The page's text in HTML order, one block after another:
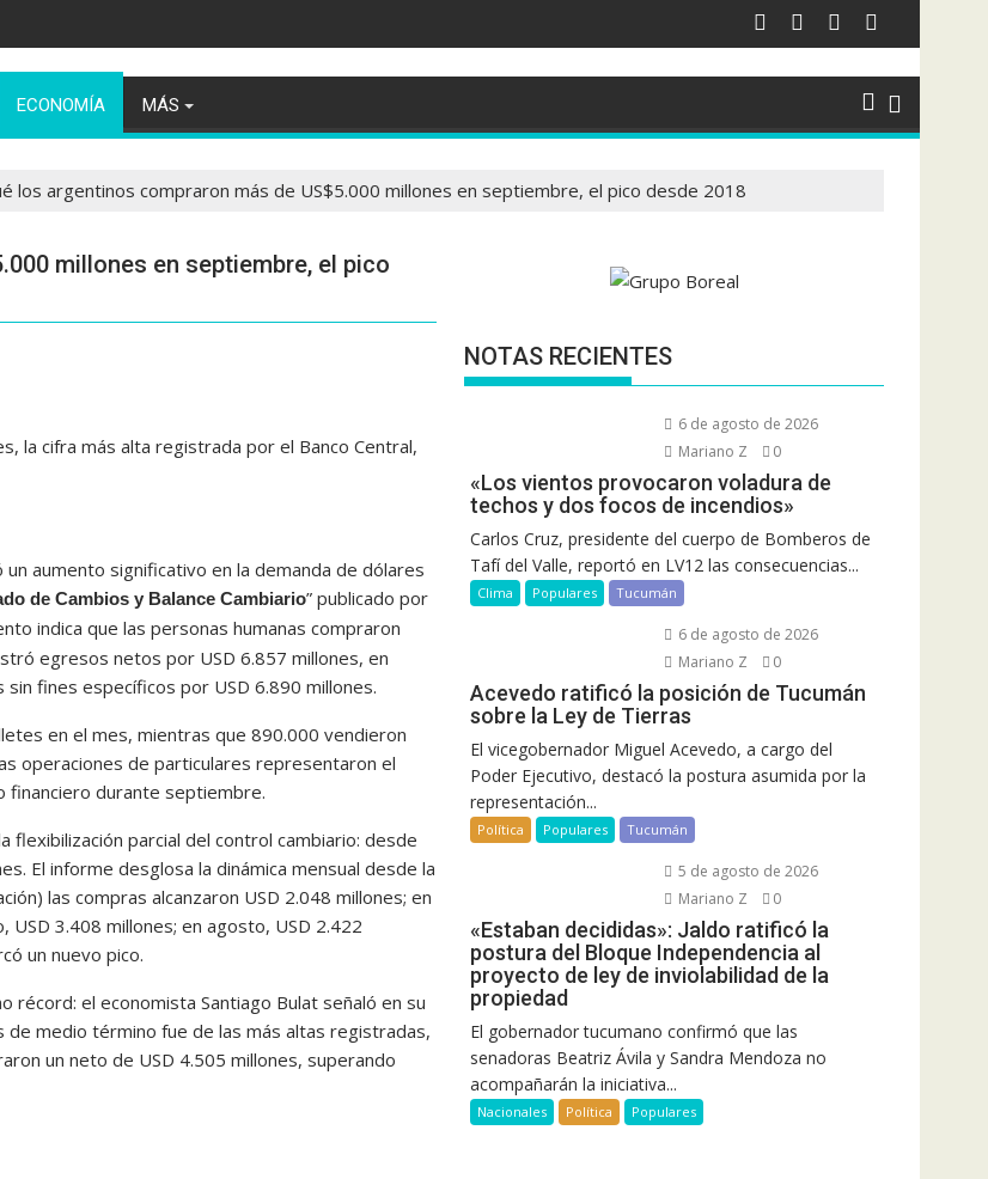
ECONOMÍA MÁS
los argentinos compraron más de US$5.000 millones en septiembre, el pico desde 2018
millones en septiembre, el pico
la cifra más alta registrada por el Banco Central,
aumento significativo en la demanda de dólares
de Cambios y Balance Cambiario” publicado por
indica que las personas humanas compraron
egresos netos por USD 6.857 millones, en
fines específicos por USD 6.890 millones.
en el mes, mientras que 890.000 vendieron
operaciones de particulares representaron el
financiero durante septiembre.
flexibilización parcial del control cambiario: desde
El informe desglosa la dinámica mensual desde la
las compras alcanzaron USD 2.048 millones; en
USD 3.408 millones; en agosto, USD 2.422
un nuevo pico.
el economista Santiago Bulat señaló en su
de medio término fue de las más altas registradas,
un neto de USD 4.505 millones, superando
NOTAS RECIENTES
6 de agosto de 2026
Mariano Z
0
«Los vientos provocaron voladura de
techos y dos focos de incendios»
Carlos Cruz, presidente del cuerpo de Bomberos de
Tafí del Valle, reportó en LV12 las consecuencias...
Clima Populares Tucumán
6 de agosto de 2026
Mariano Z
0
Acevedo ratificó la posición de Tucumán
sobre la Ley de Tierras
El vicegobernador Miguel Acevedo, a cargo del
Poder Ejecutivo, destacó la postura asumida por la
representación...
Política Populares Tucumán
5 de agosto de 2026
Mariano Z
0
«Estaban decididas»: Jaldo ratificó la
postura del Bloque Independencia al
proyecto de ley de inviolabilidad de la
propiedad
El gobernador tucumano confirmó que las
senadoras Beatriz Ávila y Sandra Mendoza no
acompañarán la iniciativa...
Nacionales Política Populares